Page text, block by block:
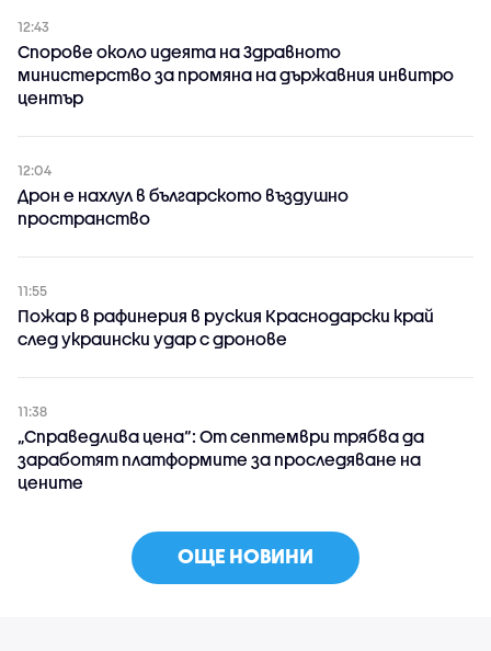
12:43
Спорове около идеята на Здравното
министерство за промяна на държавния инвитро
център
12:04
Дрон е нахлул в българското въздушно
пространство
11:55
Пожар в рафинерия в руския Краснодарски край
след украински удар с дронове
11:38
„Справедлива цена“: От септември трябва да
заработят платформите за проследяване на
цените
ОЩЕ НОВИНИ